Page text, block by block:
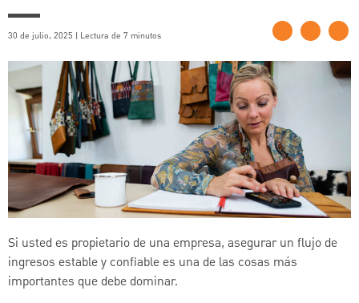
30 de julio, 2025 | Lectura de 7 minutos
Si usted es propietario de una empresa, asegurar un flujo de
ingresos estable y confiable es una de las cosas más
importantes que debe dominar.